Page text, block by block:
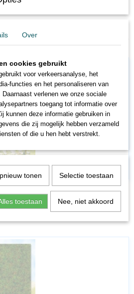
Over
cookies gebruikt
voor verkeersanalyse, het
functies en het personaliseren van
verlenen we onze sociale
toegang tot informatie over
kunnen deze informatie gebruiken in
die zij mogelijk hebben verzameld
of die u hen hebt verstrekt.
tonen Selectie toestaan
toestaan Nee, niet akkoord